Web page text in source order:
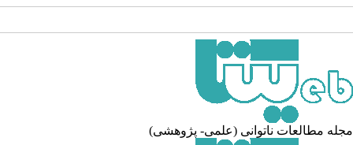
مطالعات ناتوانی (علمی- پژوهشی)